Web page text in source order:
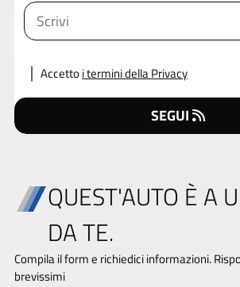
Accettoi termini della Privacy
SEGUI
QUEST'AUTO È A
DA TE.
Compila il form e richiedici informazioni.
brevissimi